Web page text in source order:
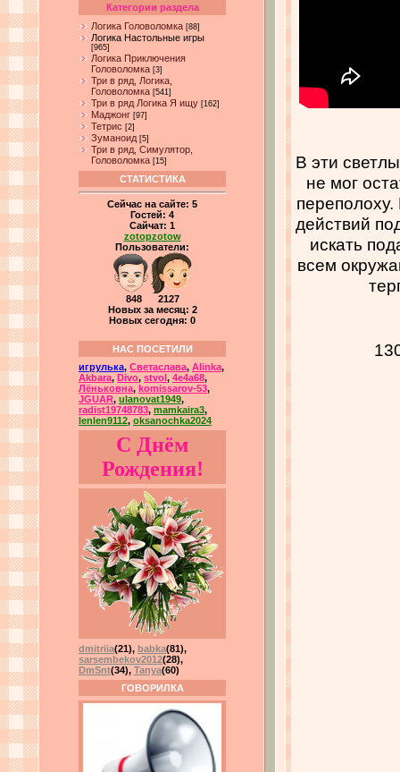
Категории раздела
Логика Головоломка [88]
Логика Настольные игры
[965]
Логика Приключения
Головоломка [3]
Три в ряд, Логика,
Головоломка [541]
Три в ряд Логика Я ищу [162]
Маджонг [97]
Тетрис [2]
Зуманоид [5]
Три в ряд, Симулятор,
Головоломка [15]
СТАТИСТИКА
Сейчас на сайте: 5
Гостей: 4
Сайчат: 1
zotopzotow
Пользователи:
848 2127
Новых за месяц: 2
Новых сегодня: 0
НАС ПОСЕТИЛИ
игрулька, Светаслава, Alinka,
Akbara, Divo, stvol , 4e4a68,
Лёньковна, komissarov-53,
JGUAR, ulanovat1949,
radist19748783, mamkaira3,
lenlen9112, oksanochka2024
С Днём
Рождения!
dmitriia(21), babka(81),
sarsembekov2012(28),
DmSnt(34), Tanya(60)
ГОВОРИЛКА
В эти
не мог
действий
искать
всем